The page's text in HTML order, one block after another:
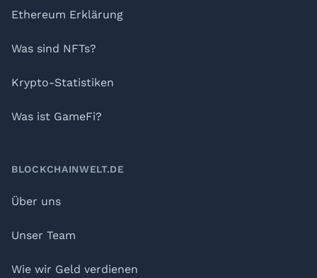
Ethereum Erklärung
Was sind NFTs?
Krypto-Statistiken
Was ist GameFi?
BLOCKCHAINWELT.DE
Über uns
Unser Team
Wie wir Geld verdienen